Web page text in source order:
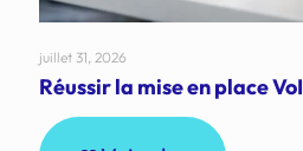
juillet 31, 2026
Réussir la mise en place